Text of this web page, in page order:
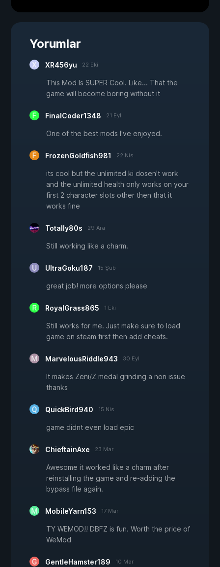
Yorumlar
XR456yu 22 Eki
This Mod Is SUPER Cool. Like... That the
game will become boring without it
FinalCoder1348 21 Eyl
One of the best mods I've enjoyed.
FrozenGoldfish981 22 Nis
its cool but the unlimited ki dosen't work
and the unlimited health only works on your
first 2 character slots other then that it
works fine
Totally80s 29 Ara
Still working like a charm.
UltraGoku187 15 Şub
great job! more options please
RoyalGrass865 1 Eki
Still works for me. Just make sure to load
game on steam first then add cheats.
MarvelousRiddle943 30 Eyl
It makes Zeni/Z medal grinding a non issue
thanks
QuickBird940 15 Nis
game didnt even load epic
ChieftainAxe 23 Mar
Awesome it worked like a charm after
reinstalling the game and re-adding the
bypass file again.
MobileYarn153 17 Mar
TY WEMOD!! DBFZ is fun. Worth the price of
WeMod
GentleHamster189 10 Mar